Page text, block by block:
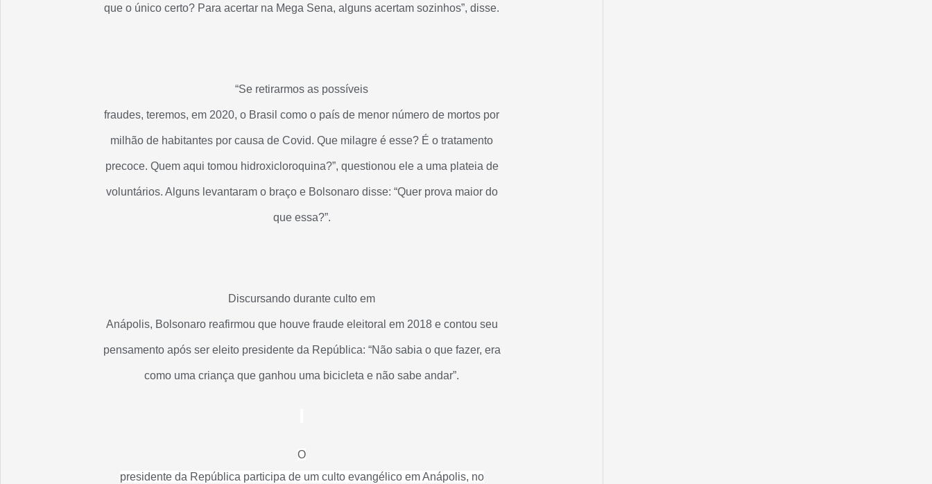
que o único certo? Para acertar na Mega Sena, alguns acertam sozinhos”, disse.
“Se retirarmos as possíveis
fraudes, teremos, em 2020, o Brasil como o país de menor número de mortos por
milhão de habitantes por causa de Covid. Que milagre é esse? É o tratamento
precoce. Quem aqui tomou hidroxicloroquina?”, questionou ele a uma plateia de
voluntários. Alguns levantaram o braço e Bolsonaro disse: “Quer prova maior do
que essa?”.
Discursando durante culto em
Anápolis, Bolsonaro reafirmou que houve fraude eleitoral em 2018 e contou seu
pensamento após ser eleito presidente da República: “Não sabia o que fazer, era
como uma criança que ganhou uma bicicleta e não sabe andar”.
O
presidente da República participa de um culto evangélico em Anápolis, no